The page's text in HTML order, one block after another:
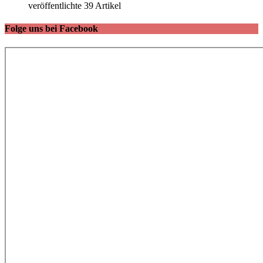
veröffentlichte 39 Artikel
Folge uns bei Facebook